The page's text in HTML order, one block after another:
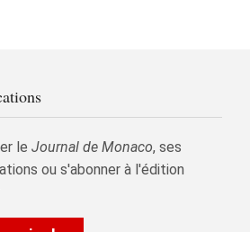
le Journal de Monaco, ses
ou s'abonner à l'édition